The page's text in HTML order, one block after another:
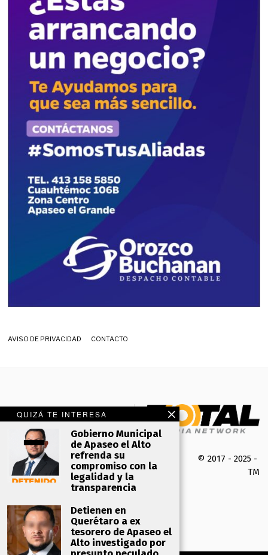
AVISO DE PRIVACIDAD CONTACTO
QUIZÁ TE INTERESA
Gobierno Municipal
de Apaseo el Alto
refrenda su
compromiso con la
legalidad y la
transparencia
Detienen en
Querétaro a ex
tesorero de Apaseo el
Alto investigado por
© 2017 - 2025 -